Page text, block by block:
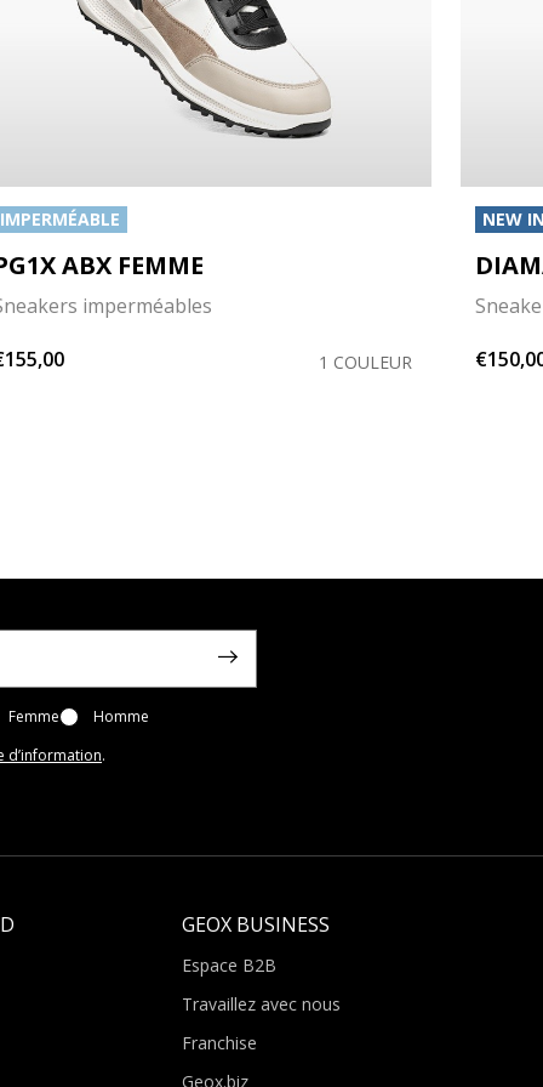
IMPERMÉABLE
ABX FEMME
imperméables
1 COULEUR
NEW
Femme
Homme
d’information.
GEOX BUSINESS
Espace B2B
Travaillez avec nous
Franchise
Geox.biz